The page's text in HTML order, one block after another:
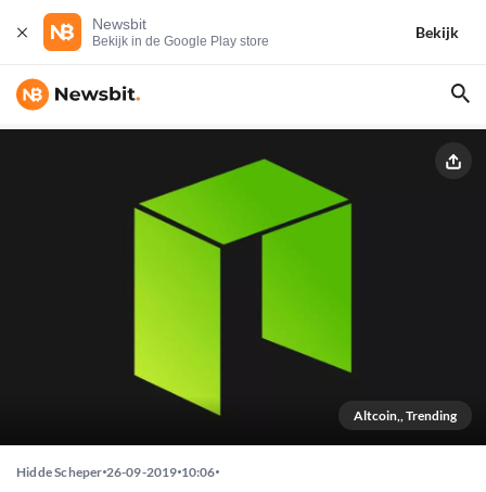
Newsbit
Bekijk in de Google Play store
Bekijk
Altcoin,, Trending
Hidde Scheper 26-09-2019 10:06